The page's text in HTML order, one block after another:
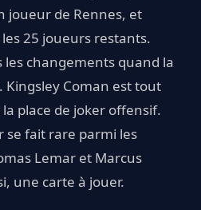
joueur de Rennes, et
25 joueurs restants.
les changements quand la
Coman est tout
place de joker offensif.
se fait rare parmi les
Lemar et Marcus
une carte à jouer.